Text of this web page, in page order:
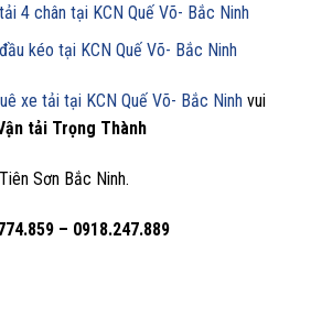
4 chân tại KCN Quế Võ- Bắc Ninh
kéo tại KCN Quế Võ- Bắc Ninh
xe tải tại KCN Quế Võ- Bắc Ninh vui
tải Trọng Thành
Sơn Bắc Ninh.
– 0918.247.889